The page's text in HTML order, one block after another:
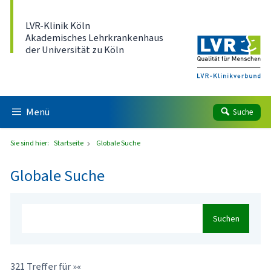
LVR-Klinik Köln
Akademisches Lehrkrankenhaus
der Universität zu Köln
Menü Suche
Sie sind hier: Startseite Globale Suche
Globale Suche
Suchen
321 Treffer für »«